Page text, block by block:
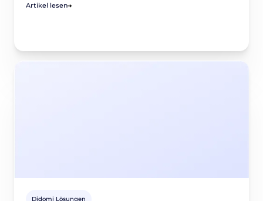
Artikel lesen
Didomi Lösungen